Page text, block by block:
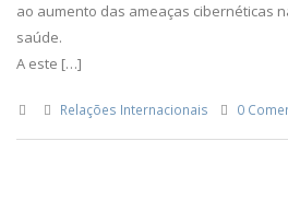
ao aumento das ameaças cibernéticas
saúde.
A este […]
Relações Internacionais 0